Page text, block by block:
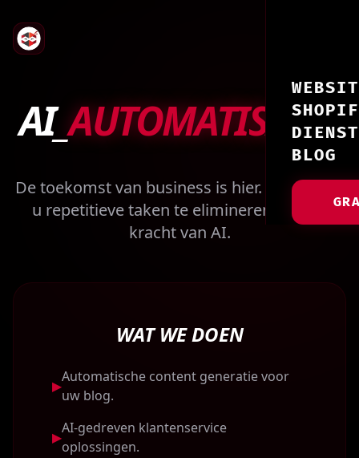
BLOG
AI_AUTOMATISATIE
De toekomst van business is hier. Wij helpen
u repetitieve taken te elimineren met de
kracht van AI.
WAT WE DOEN
▶
Automatische content generatie voor
uw blog.
▶
AI-gedreven klantenservice
oplossingen.